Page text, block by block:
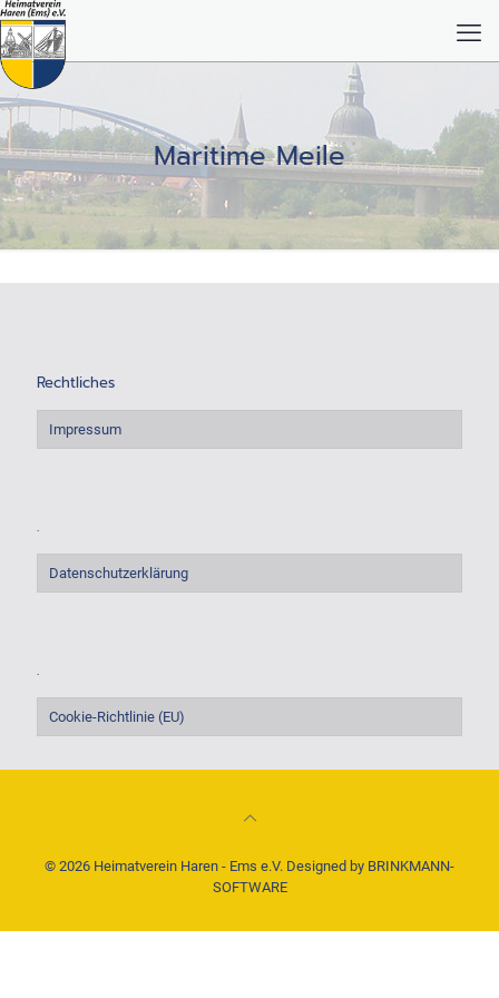
Maritime Meile
Rechtliches
Impressum
.
Datenschutzerklärung
.
Cookie-Richtlinie (EU)
© 2026 Heimatverein Haren - Ems e.V. Designed by BRINKMANN-
SOFTWARE